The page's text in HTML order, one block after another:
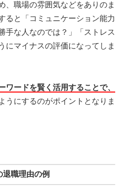
、職場の雰囲気などをありのま
ると「コミュニケーション能力
手な人なのでは？」「ストレス
にマイナスの評価になってしま
ワードを賢く活用することで、
うにするのがポイントとなりま
職理由の例